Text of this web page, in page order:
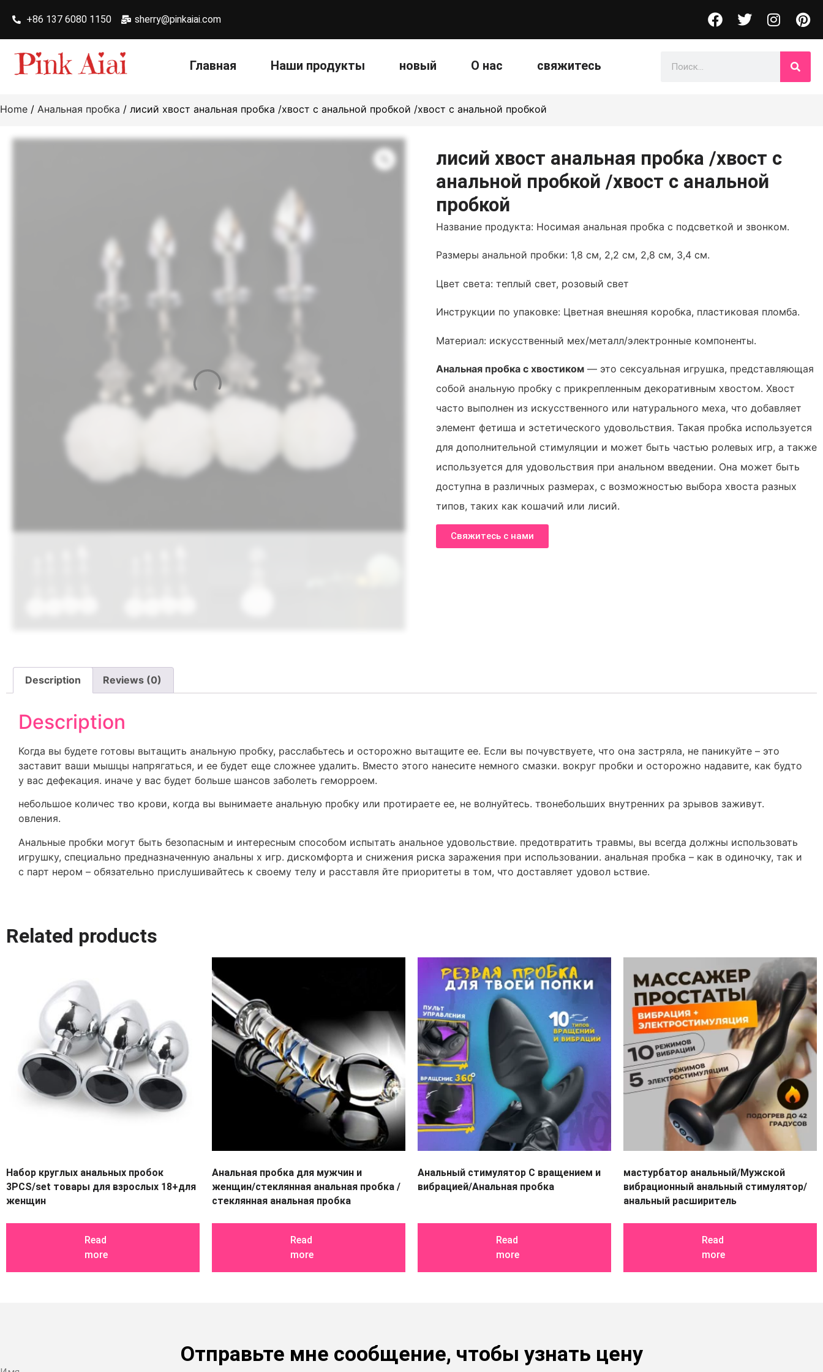
+86 137 6080 1150 sherry@pinkaiai.com
Главная Наши продукты новый О нас свяжитесь
Home / Aнальная пробка / лисий хвост анальная пробка /хвост с анальной пробкой /хвост с анальной пробкой
лисий хвост анальная пробка /хвост с
анальной пробкой /хвост с анальной
пробкой
Название продукта: Носимая анальная пробка с подсветкой и звонком.
Размеры анальной пробки: 1,8 см, 2,2 см, 2,8 см, 3,4 см.
Цвет света: теплый свет, розовый свет
Инструкции по упаковке: Цветная внешняя коробка, пластиковая пломба.
Материал: искусственный мех/металл/электронные компоненты.
Анальная пробка с хвостиком — это сексуальная игрушка, представляющая
собой анальную пробку с прикрепленным декоративным хвостом. Хвост
часто выполнен из искусственного или натурального меха, что добавляет
элемент фетиша и эстетического удовольствия. Такая пробка используется
для дополнительной стимуляции и может быть частью ролевых игр, а также
используется для удовольствия при анальном введении. Она может быть
доступна в различных размерах, с возможностью выбора хвоста разных
типов, таких как кошачий или лисий.
Свяжитесь с нами
Description Reviews (0)
Description
Когда вы будете готовы вытащить анальную пробку, расслабьтесь и осторожно вытащите ее. Если вы почувствуете, что она застряла, не паникуйте – это
заставит ваши мышцы напрягаться, и ее будет еще сложнее удалить. Вместо этого нанесите немного смазки. вокруг пробки и осторожно надавите, как будто
у вас дефекация. иначе у вас будет больше шансов заболеть геморроем.
небольшое количес тво крови, когда вы вынимаете анальную пробку или протираете ее, не волнуйтесь. твонебольших внутренних ра зрывов заживут.
овления.
Анальные пробки могут быть безопасным и интересным способом испытать анальное удовольствие. предотвратить травмы, вы всегда должны использовать
игрушку, специально предназначенную анальны х игр. дискомфорта и снижения риска заражения при использовании. анальная пробка – как в одиночку, так и
с парт нером – обязательно прислушивайтесь к своему телу и расставля йте приоритеты в том, что доставляет удовол ьствие.
Related products
Набор круглых анальных пробок
3PCS/set товары для взрослых 18+для
женщин
Read
more
Анальная пробка для мужчин и
женщин/стеклянная анальная пробка /
стеклянная анальная пробка
Read
more
Анальный стимулятор С вращением и
вибрацией/Анальная пробка
Read
more
мастурбатор анальный/Мужской
вибрационный анальный стимулятор/
анальный расширитель
Read
more
Отправьте мне сообщение, чтобы узнать цену